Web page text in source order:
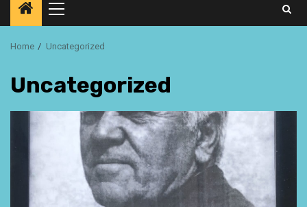
Primary
Menu
Home Uncategorized
Uncategorized